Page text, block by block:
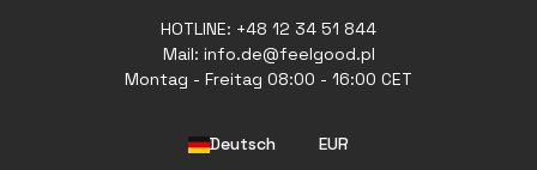
HOTLINE: +48 12 34 51 844
Mail: info.de@feelgood.pl
Montag - Freitag 08:00 - 16:00 CET
Deutsch EUR